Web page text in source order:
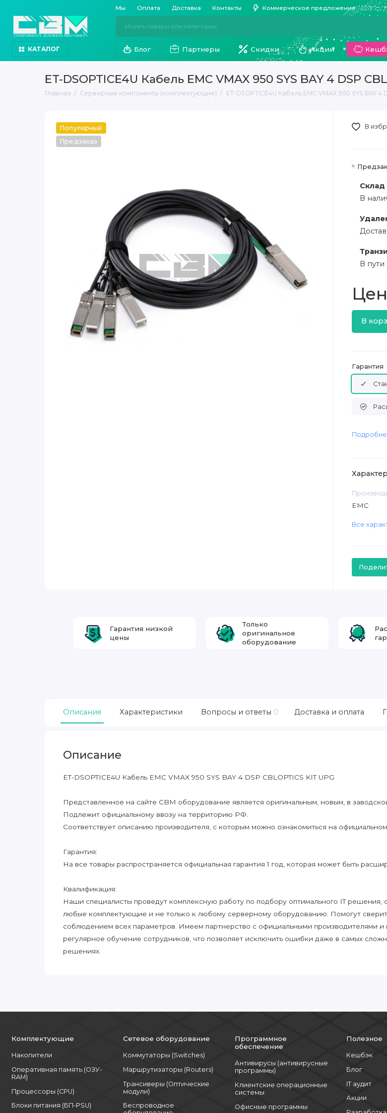
Мы Оплата Доставка Контакты Коммерческое предложение
КАТАЛОГ Блог Партнеры Скидки Акции
ET-DSOPTICE4U Кабель EMC VMAX 950 SYS BAY 4 DSP
Главная Серверные компоненты (комплектующие) ET-DSOPTICE4U Кабель EMC VMAX 950 SYS BAY 4
Популярный
Предзаказ
Склад
В
В пути
В
В
Гарантия
EMC
Все
Гарантия низкой
цены
Только
оригинальное
оборудование
Описание Характеристики Вопросы и ответы 0 Доставка и оплата
Описание
ET-DSOPTICE4U Кабель EMC VMAX 950 SYS BAY 4 DSP CBLOPTICS KIT UPG
Представленное на сайте CBM оборудование является оригинальным, новым, в
Подлежит официальному ввозу на территорию РФ.
Соответствует описанию производителя, с которым можно ознакомиться на
Гарантия:
На все товары распространяется официальная гарантия 1 год, которая может быть
Квалификация:
Наши специалисты проведут комплексную работу по подбору оптимального IT решения,
любые комплектующие и не только к любому серверному оборудованию. Помогут
соблюдением всех параметров. Имеем партнерство с официальными производителями и
регулярное обучение сотрудников, что позволяет исключить ошибки даже в самых
решениях.
Комплектующие
Накопители
Оперативная память (ОЗУ-
RAM)
Процессоры (CPU)
Блоки питания (БП-PSU)
Сетевое оборудование
Коммутаторы (Switches)
Маршрутизаторы (Routers)
Трансиверы (Оптические
модули)
Беспроводное
Программное
обеспечение
Антивирусы (антивирусные
программы)
Клиентские операционные
системы
Офисные программы
Полезное
Кешбэк
Блог
IT аудит
Акции